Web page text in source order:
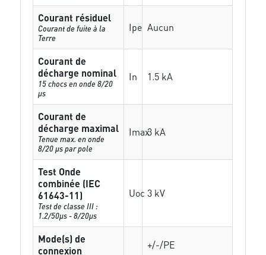
Courant résiduel
Courant de fuite à la
Terre
Ipe Aucun
Courant de
décharge nominal
15 chocs en onde 8/20
µs
In 1.5 kA
Courant de
décharge maximal
Tenue max. en onde
8/20 µs par pole
Imax3 kA
Test Onde
combinée (IEC
61643-11)
Test de classe III :
1.2/50µs - 8/20µs
Uoc 3 kV
Mode(s) de
connexion
+/-/PE